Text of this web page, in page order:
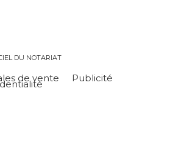
DU NOTARIAT
de vente Publicité